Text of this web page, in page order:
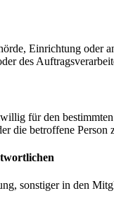
Einrichtung oder
des
für den
die betroffene
sonstiger in den